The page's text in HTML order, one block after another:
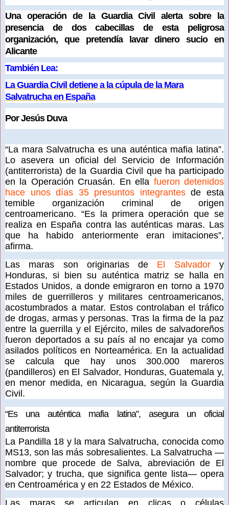
Una operación de la Guardia Civil alerta sobre la
presencia de dos cabecillas de esta peligrosa
organización, que pretendía lavar dinero sucio en
Alicante
También Lea:
La Guardia Civil detiene a la cúpula de la Mara
Salvatrucha en España
Por Jesús Duva
“La mara Salvatrucha es una auténtica mafia latina”.
Lo asevera un oficial del Servicio de Información
(antiterrorista) de la Guardia Civil que ha participado
en la Operación Cruasán. En ella fueron detenidos
hace unos días 35 presuntos integrantesde esta
temible organización criminal de origen
centroamericano. “Es la primera operación que se
realiza en España contra las auténticas maras. Las
que ha habido anteriormente eran imitaciones”,
afirma.
Las maras son originarias de El Salvadory
Honduras, si bien su auténtica matriz se halla en
Estados Unidos, a donde emigraron en torno a 1970
miles de guerrilleros y militares centroamericanos,
acostumbrados a matar. Estos controlaban el tráfico
de drogas, armas y personas. Tras la firma de la paz
entre la guerrilla y el Ejército, miles de salvadoreños
fueron deportados a su país al no encajar ya como
asilados políticos en Norteamérica. En la actualidad
se calcula que hay unos 300.000 mareros
(pandilleros) en El Salvador, Honduras, Guatemala y,
en menor medida, en Nicaragua, según la Guardia
Civil.
“Es una auténtica mafia latina”, asegura un oficial
antiterrorista
La Pandilla 18 y la mara Salvatrucha, conocida como
MS13, son las más sobresalientes. La Salvatrucha —
nombre que procede de Salva, abreviación de El
Salvador; y trucha, que significa gente lista— opera
en Centroamérica y en 22 Estados de México.
Las maras se articulan en clicas o células